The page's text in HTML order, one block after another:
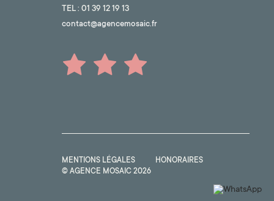
TEL :01 39 12 19 13
contact@agencemosaic.fr
MENTIONS LÉGALES
HONORAIRES
© AGENCE MOSAIC 2026